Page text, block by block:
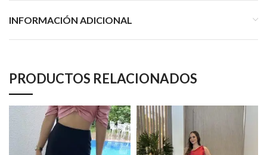
INFORMACIÓN ADICIONAL
PRODUCTOS RELACIONADOS